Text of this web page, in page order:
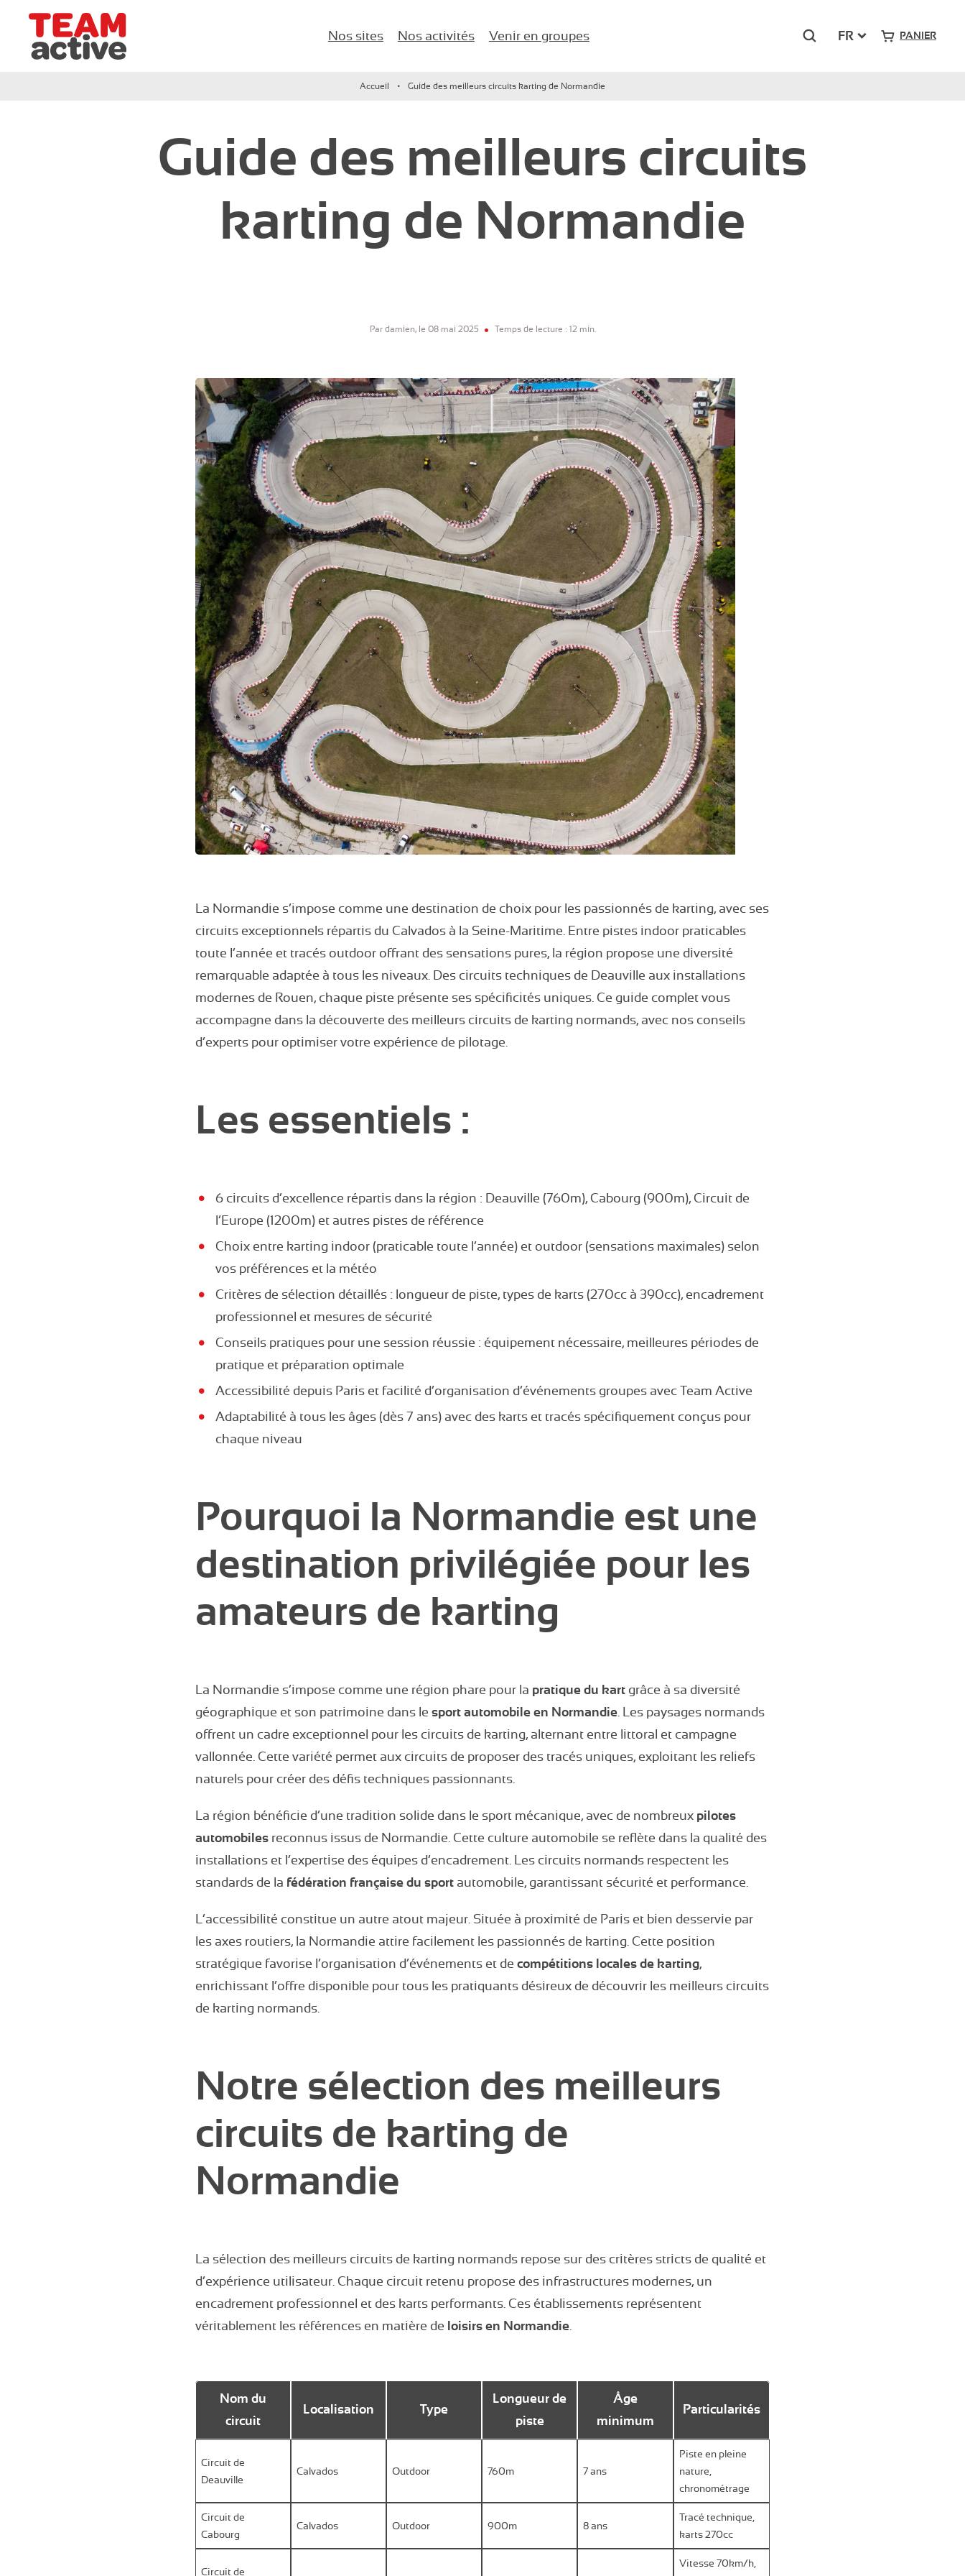
Nos sites
Circuit de Deauville Lac d’Enghien-les-Bains Pont Royal – Mallemort
Nos activités
Paintball / Laser game
Buggy vintage
Jeux de salle
Activités nautiques
Venir en groupes
EVJF/EVG
Comité d’entreprise
Salle de Séminaire
Rechercher
FR PANIER
Accueil Guide des meilleurs circuits karting de Normandie
Guide des meilleurs circuits
karting de Normandie
Par damien, le 08 mai 2025 Temps de lecture : 12 min.
La Normandie s’impose comme une destination de choix pour les passionnés de karting, avec ses
circuits exceptionnels répartis du Calvados à la Seine-Maritime. Entre pistes indoor praticables
toute l’année et tracés outdoor offrant des sensations pures, la région propose une diversité
remarquable adaptée à tous les niveaux. Des circuits techniques de Deauville aux installations
modernes de Rouen, chaque piste présente ses spécificités uniques. Ce guide complet vous
accompagne dans la découverte des meilleurs circuits de karting normands, avec nos conseils
d’experts pour optimiser votre expérience de pilotage.
Les essentiels :
6 circuits d’excellence répartis dans la région : Deauville (760m), Cabourg (900m), Circuit de
l’Europe (1200m) et autres pistes de référence
Choix entre karting indoor (praticable toute l’année) et outdoor (sensations maximales) selon
vos préférences et la météo
Critères de sélection détaillés : longueur de piste, types de karts (270cc à 390cc), encadrement
professionnel et mesures de sécurité
Conseils pratiques pour une session réussie : équipement nécessaire, meilleures périodes de
pratique et préparation optimale
Accessibilité depuis Paris et facilité d’organisation d’événements groupes avec Team Active
Adaptabilité à tous les âges (dès 7 ans) avec des karts et tracés spécifiquement conçus pour
chaque niveau
Pourquoi la Normandie est une
destination privilégiée pour les
amateurs de karting
La Normandie s’impose comme une région phare pour la pratique du kart grâce à sa diversité
géographique et son patrimoine dans le sport automobile en Normandie. Les paysages normands
offrent un cadre exceptionnel pour les circuits de karting, alternant entre littoral et campagne
vallonnée. Cette variété permet aux circuits de proposer des tracés uniques, exploitant les reliefs
naturels pour créer des défis techniques passionnants.
La région bénéficie d’une tradition solide dans le sport mécanique, avec de nombreux pilotes
automobiles reconnus issus de Normandie. Cette culture automobile se reflète dans la qualité des
installations et l’expertise des équipes d’encadrement. Les circuits normands respectent les
standards de la fédération française du sport automobile, garantissant sécurité et performance.
L’accessibilité constitue un autre atout majeur. Située à proximité de Paris et bien desservie par
les axes routiers, la Normandie attire facilement les passionnés de karting. Cette position
stratégique favorise l’organisation d’événements et de compétitions locales de karting,
enrichissant l’offre disponible pour tous les pratiquants désireux de découvrir les meilleurs circuits
de karting normands.
Notre sélection des meilleurs
circuits de karting de
Normandie
La sélection des meilleurs circuits de karting normands repose sur des critères stricts de qualité et
d’expérience utilisateur. Chaque circuit retenu propose des infrastructures modernes, un
encadrement professionnel et des karts performants. Ces établissements représentent
véritablement les références en matière de loisirs en Normandie.
Nom du
circuit
Localisation Type
Longueur de
piste
Âge
minimum
Particularités
Circuit de
Deauville
Calvados Outdoor 760m 7 ans
Piste en pleine
nature,
chronométrage
Circuit de
Cabourg
Calvados Outdoor 900m 8 ans
Tracé technique,
karts 270cc
Circuit de
Vitesse 70km/h,